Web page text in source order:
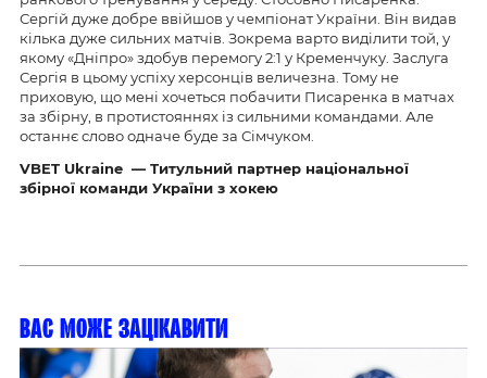
Сергій дуже добре ввійшов у чемпіонат України. Він видав
кілька дуже сильних матчів. Зокрема варто виділити той, у
якому «Дніпро» здобув перемогу 2:1 у Кременчуку. Заслуга
Сергія в цьому успіху херсонців величезна. Тому не
приховую, що мені хочеться побачити Писаренка в матчах
за збірну, в протистояннях із сильними командами. Але
останнє слово одначе буде за Сімчуком.
VBET Ukraine — Титульний партнер національної
збірної команди України з хокею
Вас може зацікавити